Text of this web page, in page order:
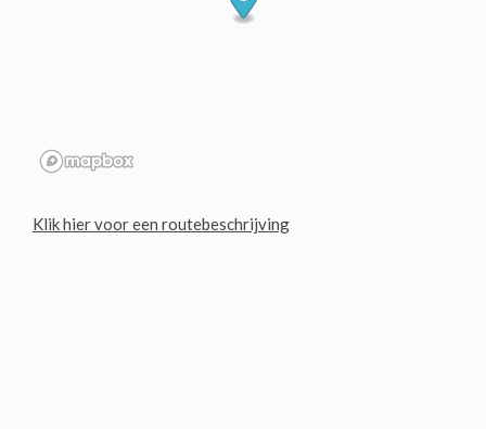
Klik hier voor een routebeschrijving